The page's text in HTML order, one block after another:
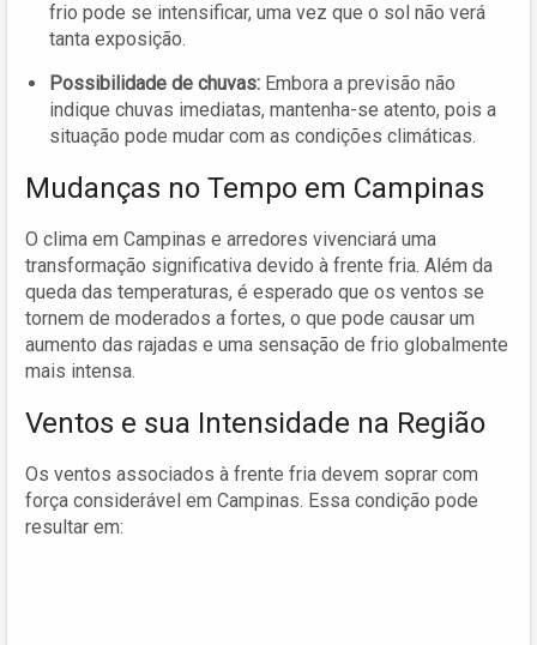
frio pode se intensificar, uma vez que o sol não verá
tanta exposição.
Possibilidade de chuvas: Embora a previsão não
indique chuvas imediatas, mantenha-se atento, pois a
situação pode mudar com as condições climáticas.
Mudanças no Tempo em Campinas
O clima em Campinas e arredores vivenciará uma
transformação significativa devido à frente fria. Além da
queda das temperaturas, é esperado que os ventos se
tornem de moderados a fortes, o que pode causar um
aumento das rajadas e uma sensação de frio globalmente
mais intensa.
Ventos e sua Intensidade na Região
Os ventos associados à frente fria devem soprar com
força considerável em Campinas. Essa condição pode
resultar em: